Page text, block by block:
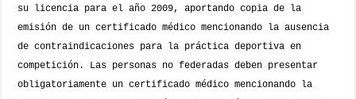
su licencia para el año 2009, aportando copia de la
emisión de un certificado médico mencionando la ausencia
de contraindicaciones para la práctica deportiva en
competición.
Las personas no federadas deben presentar
obligatoriamente un certificado médico mencionando la